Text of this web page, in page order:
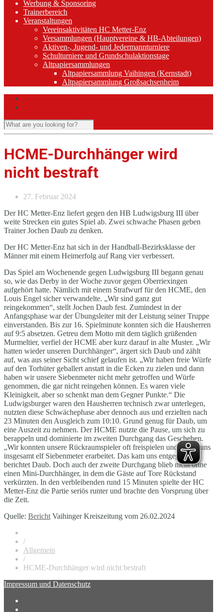
Werbung & Sponsoring
Trainerbereich
Veranstaltungen
Vereinsaktivitäten HC Metter-Enz
Versammlungen (Hauptvereine & HB-Abteilungen)
Aktiven-, Jugend- und Jedermannturniere
Schulturniere und Grundschulaktionstage
Altpapiersammlungen
Altpapiersammlung Vaihingen (Kernstadt)
Altpapiersammlung Großsachsenheim
HCME-Durchhänger wird
nicht bestraft
27. Februar 2024
Der HC Metter-Enz liefert gegen den HB Ludwigsburg III über
weite Strecken ein gutes Spiel ab. Zwei schwache Phasen geben
Trainer Jochen Daub zu denken.
Der HC Metter-Enz hat sich in der Handball-Bezirksklasse der
Männer mit einem Heimerfolg auf Rang vier verbessert.
Das Spiel am Wochenende gegen Ludwigsburg III begann genau
so, wie das Derby in der Woche zuvor gegen Oberriexingen
aufgehört hatte. Nämlich mit einem Strafwurf für den HCME, den
Louis Engel sicher verwandelte. „Wir sind ganz gut
reingekommen“, stellt Jochen Daub fest. Zumindest in der
Anfangsphase war der Übungsleiter mit der Leistung seiner Truppe
einverstanden. Bis zur 16. Spielminute konnten sich die Hausherren
auf 9:5 absetzen. Getreu dem Motto mit dem täglich grüßenden
Murmeltier, verfiel der HCME aber kurz darauf in alte Muster. „Wir
hatten wieder unseren Durchhänger“, ärgert sich Daub und zählt
auf, was aus seiner Sicht schief gelaufen ist. „Wir haben freie Würfe
auf den Torhüter geballert anstatt in die Ecken zu zielen und dann
haben wir unsere Siebenmeter nicht mehr getroffen und Würfe
genommen, die gar nicht reingehen können. Es waren viele
Kleinigkeit, aber so schenkt man dem Gegner Punkte.“ Die
Ludwigsburger waren den Hausherren technisch zwar unterlegen,
nutzten diese Schwächephase aber dennoch aus und erzielten nach
23 Minuten den Ausgleich zum 10:10. Grund genug für Daub, um
eine Auszeit zu nehmen. Der HCME nutzte die Pause, um sich zu
berappeln und dominierte im zweiten Durchgang das Geschehen.
„Wir konnten unsere Rückraumspieler oft freispielen und haben uns
insgesamt elf Siebenmeter erarbeitet. Das kam uns entgegen“,
berichtet Daub. Doch auch der zweite Durchgang blieb nicht ohne
einen Mini-Durchhänger, in dem die Gäste auf Tore Rückstand
verkürzten. In den verbleibenden rund 15 Minuten spielte der HC
Metter-Enz die Partie seriös runter und brachte den Vorsprung über
die Zeit.
Quelle: Bericht Vaihinger Kreiszeitung vom 26.02.2024
/
Allgemein
/
HCME-Durchhänger wird nicht bestraft
Impressum und Datenschutz